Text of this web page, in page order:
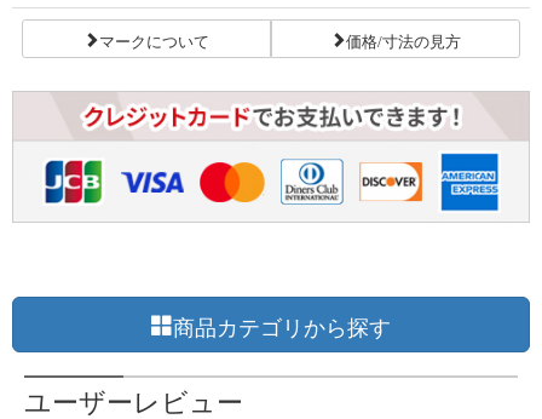
マークについて 価格/寸法の見方
商品カテゴリから探す
ユーザーレビュー